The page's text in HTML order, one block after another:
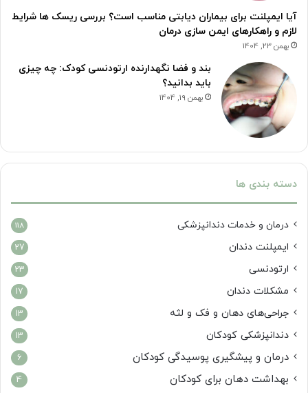
آیا ایمپلنت برای بیماران دیابتی مناسب است؟ بررسی ریسک ها شرایط
لازم و راهکارهای ایمن سازی درمان
بهمن 23, 1404
بند و فضا نگهدارنده ارتودنسی کودک: چه چیزی
باید بدانید؟
بهمن 19, 1404
دسته بندی ها
درمان‌ و خدمات دندانپزشکی 118
ایمپلنت دندان 27
ارتودنسی 23
مشکلات دندان 17
جراحی‌های دهان و فک و لثه 13
دندانپزشکی کودکان 13
درمان و پیشگیری پوسیدگی کودکان 6
بهداشت دهان برای کودکان 4